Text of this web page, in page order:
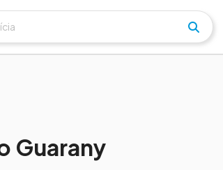
Guarany